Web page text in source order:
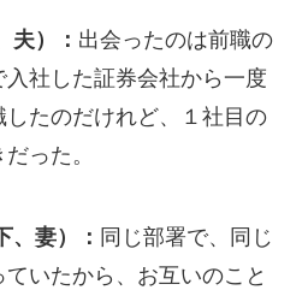
夫）： 出会ったのは前職の
社した証券会社から一度
たのだけれど、１社目の
った。
、妻）： 同じ部署で、同じ
いたから、お互いのこと